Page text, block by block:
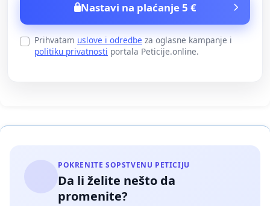
Nastavi na plaćanje 5 €
Prihvatam uslove i odredbe za oglasne kampanje i
politiku privatnosti portala Peticije.online.
POKRENITE SOPSTVENU PETICIJU
Da li želite nešto da
promenite?